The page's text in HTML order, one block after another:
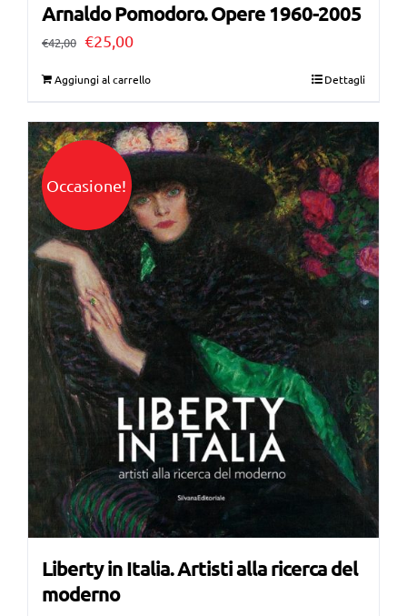
Arnaldo Pomodoro. Opere 1960-2005
€42,00 Il
era:
€42,00.
€25,00Il
è:
€25,00.
Aggiungi al carrello Dettagli
Occasione!
Liberty in Italia. Artisti alla ricerca del
moderno